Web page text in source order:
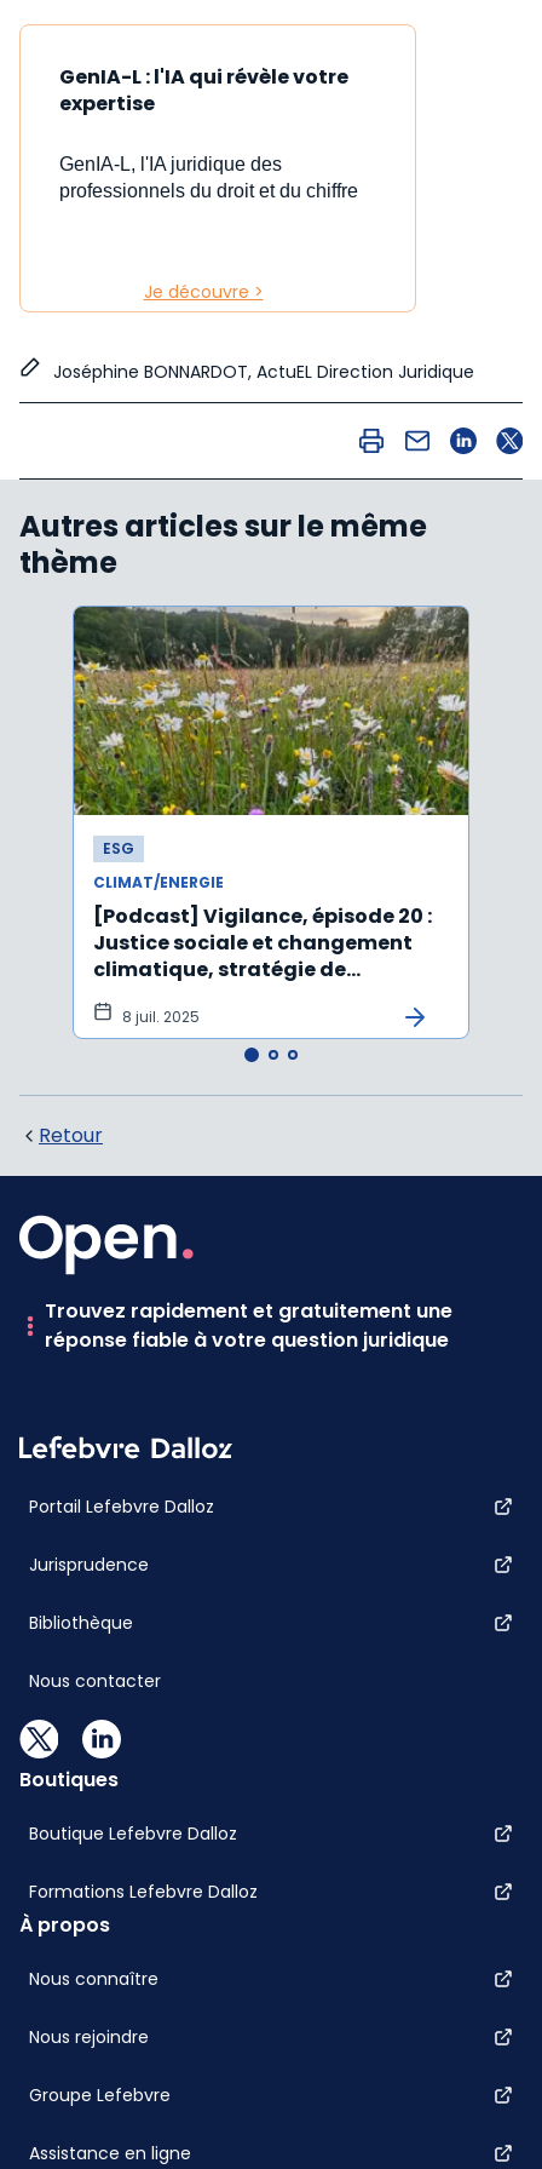
GenIA-L : l'IA qui révèle votre
expertise
GenIA-L, l'IA juridique des
professionnels du droit et du chiffre
Je découvre >
Joséphine BONNARDOT, ActuEL Direction Juridique
Autres articles sur le même
thème
ESG
CLIMAT/ENERGIE
[Podcast] Vigilance, épisode 20 :
Justice sociale et changement
climatique, stratégie de
durabilité, IA et ESG
8 juil. 2025
Retour
Trouvez rapidement et gratuitement une
réponse fiable à votre question juridique
Portail Lefebvre Dalloz
Jurisprudence
Bibliothèque
Nous contacter
Boutiques
Boutique Lefebvre Dalloz
Formations Lefebvre Dalloz
À propos
Nous connaître
Nous rejoindre
Groupe Lefebvre
Assistance en ligne